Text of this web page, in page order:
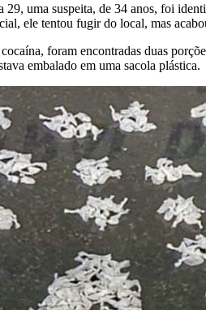
29, uma suspeita, de 34 anos, foi
ele tentou fugir do local, mas
foram encontradas duas
embalado em uma sacola plástica.